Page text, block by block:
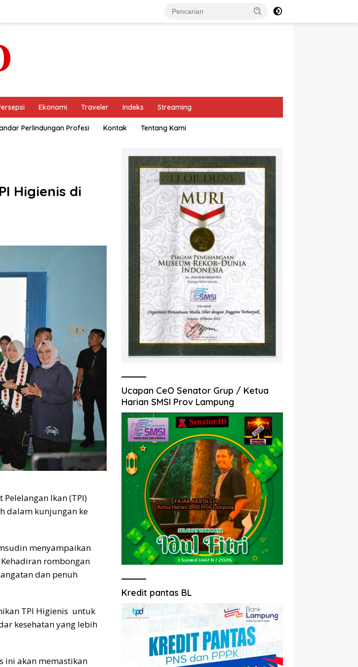
Ekonomi Traveler Indeks Streaming
Perlindungan Profesi Kontak Tentang Kami
Higienis di
Ikan (TPI)
dalam kunjungan ke
menyampaikan
rombongan
dan penuh
TPI Higienis untuk
kesehatan yang lebih
ini akan memastikan
Ucapan CeO Senator Grup / Ketua
Harian SMSI Prov Lampung
Kredit pantas BL